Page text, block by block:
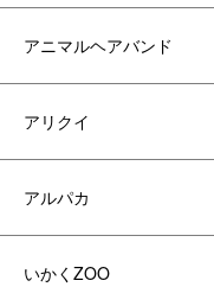
アニマルヘアバンド
アリクイ
アルパカ
いかくZOO